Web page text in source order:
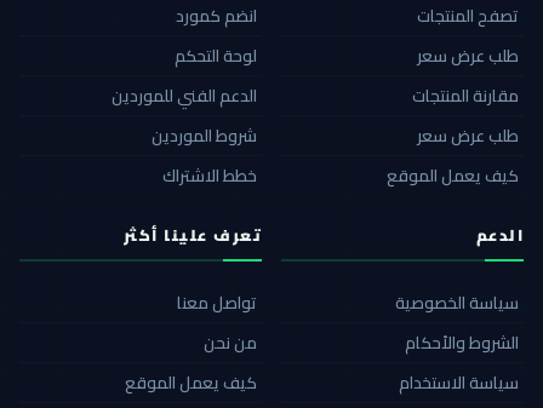
تصفح المنتجات
طلب عرض سعر
مقارنة المنتجات
طلب عرض سعر
كيف يعمل الموقع
انضم كمورد
لوحة التحكم
الدعم الفني للموردين
شروط الموردين
خطط الاشتراك
الدعم
سياسة الخصوصية
الشروط والأحكام
سياسة الاستخدام
تعرف علينا أكثر
تواصل معنا
من نحن
كيف يعمل الموقع